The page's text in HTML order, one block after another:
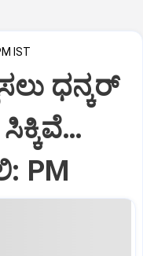
IST
ಧನ್ಕರ್‌
PM